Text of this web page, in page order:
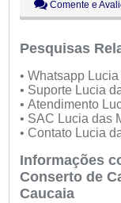
Comente e
Pesquisas
• Whatsapp
• Suporte Lucia
• Atendimento
Caminhões
• SAC Lucia das
• Contato Lucia
Informações
Conserto de
Caucaia